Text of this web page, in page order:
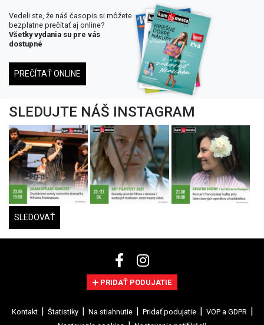
Vedeli ste, že náš časopis si môžete
bezplatne prečítať aj online?
Všetky vydania su pre vás
dostupné
PREČÍTAŤ ONLINE
SLEDUJTE NÁŠ INSTAGRAM
SLEDOVAŤ
PRIDAŤ PODUJATIE
Kontakt Štatistiky Na stiahnutie Pridať podujatie
VOP a GDPR